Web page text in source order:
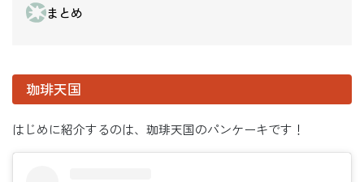
まとめ
珈琲天国
はじめに紹介するのは、珈琲天国のパンケーキです！